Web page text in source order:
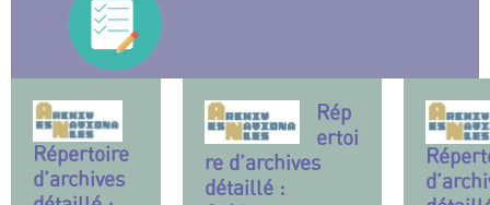
Répertoire
d’archives
Rép
ertoi
re d’archives
détaillé :